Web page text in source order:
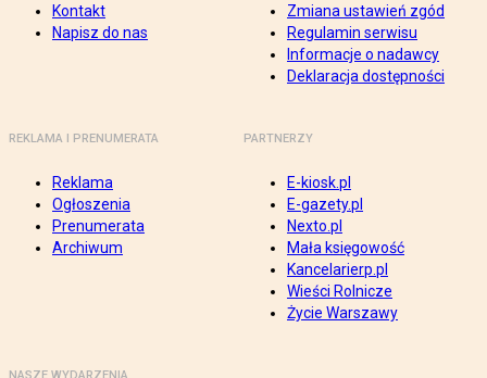
Kontakt
Napisz do nas
Zmiana ustawień zgód
Regulamin serwisu
Informacje o nadawcy
Deklaracja dostępności
REKLAMA I PRENUMERATA
Reklama
Ogłoszenia
Prenumerata
Archiwum
PARTNERZY
E-kiosk.pl
E-gazety.pl
Nexto.pl
Mała księgowość
Kancelarierp.pl
Wieści Rolnicze
Życie Warszawy